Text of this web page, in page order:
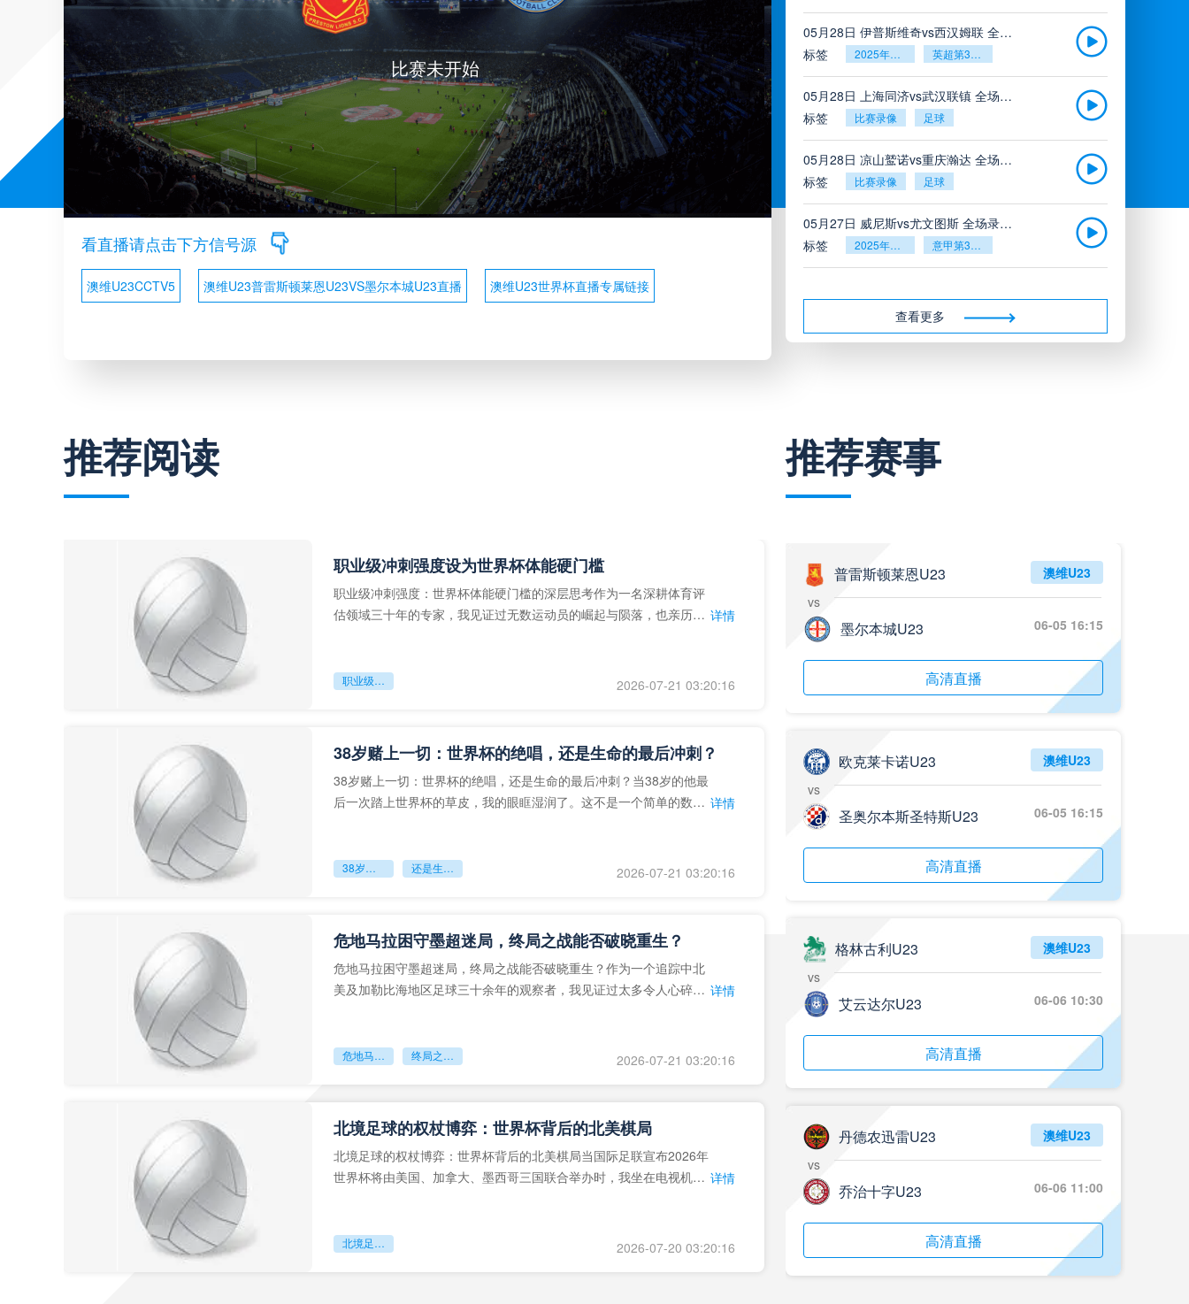
比赛未开始
看直播请点击下方信号源
澳维U23CCTV5 澳维U23普雷斯顿莱恩U23VS墨尔本城U23直播 澳维U23世界杯直播专属链接
05月28日 伊普斯维奇vs西汉姆联 全场录像回放
标签
2025年5月26日 英超第38轮
05月28日 上海同济vs武汉联镇 全场录像
标签
比赛录像 足球
05月28日 凉山鹫诺vs重庆瀚达 全场录像
标签
比赛录像 足球
05月27日 威尼斯vs尤文图斯 全场录像回放
标签
2025年5月26日 意甲第38轮
标签
比赛录像 西甲
05月26日 AC米兰vs蒙扎全场录像回放
标签
标签
标签
2025年5月24日
标签
欧联杯决赛
标签
2025年5月23日
标签
2024年5月21日 足协杯第3轮
标签
2024年5月21日 足协杯第3轮
标签
2024年5月21日
标签
比赛录像
标签
比赛录像 成都蓉城
标签
2025年5月21日
标签
比赛录像
05月22日 水晶宫vs狼队 全场录像回放
查看更多
推荐阅读
职业级冲刺强度设为世界杯体能硬门槛
职业级冲刺强度：世界杯体能硬门槛的深层思考作为一名深耕体育评
估领域三十年的专家，我见证过无数运动员的崛起与陨落，也亲历了 详情
职业级冲刺强度设为世界杯体能硬门槛 2026-07-21 03:20:16
38岁赌上一切：世界杯的绝唱，还是生命的最后冲刺？
38岁赌上一切：世界杯的绝唱，还是生命的最后冲刺？当38岁的他最
后一次踏上世界杯的草皮，我的眼眶湿润了。这不是一个简单的数
详情
38岁赌上一切：世界杯的绝唱 还是生命的最后冲刺？ 2026-07-21 03:20:16
危地马拉困守墨超迷局，终局之战能否破晓重生？
危地马拉困守墨超迷局，终局之战能否破晓重生？作为一个追踪中北
美及加勒比海地区足球三十余年的观察者，我见证过太多令人心碎的 详情
危地马拉困守墨超迷局 终局之战能否破晓重生？ 2026-07-21 03:20:16
北境足球的权杖博弈：世界杯背后的北美棋局
北境足球的权杖博弈：世界杯背后的北美棋局当国际足联宣布2026年
世界杯将由美国、加拿大、墨西哥三国联合举办时，我坐在电视机
详情
北境足球的权杖博弈：世界杯背后的北美棋局 2026-07-20 03:20:16
推荐赛事
普雷斯顿莱恩U23
vs
墨尔本城U23
澳维U23
06-05 16:15
高清直播
欧克莱卡诺U23
vs
圣奥尔本斯圣特斯U23
澳维U23
06-05 16:15
高清直播
格林古利U23
vs
艾云达尔U23
澳维U23
06-06 10:30
高清直播
丹德农迅雷U23
vs
乔治十字U23
澳维U23
06-06 11:00
高清直播